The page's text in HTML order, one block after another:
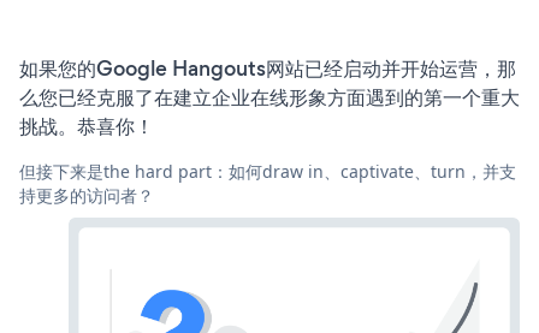
如果您的Google Hangouts网站已经启动并开始运营，那
么您已经克服了在建立企业在线形象方面遇到的第一个重大
挑战。恭喜你！
但接下来是the hard part：如何draw in、captivate、turn，并支
持更多的访问者？